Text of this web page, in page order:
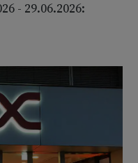
- 29.06.2026: